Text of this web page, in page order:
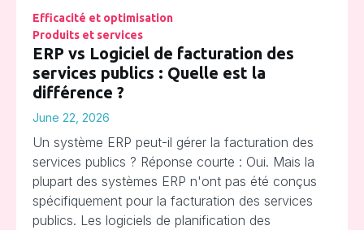
Efficacité et optimisation
Produits et services
ERP vs Logiciel de facturation des
services publics : Quelle est la
différence ?
June 22, 2026
Un système ERP peut-il gérer la facturation des
services publics ? Réponse courte : Oui. Mais la
plupart des systèmes ERP n'ont pas été conçus
spécifiquement pour la facturation des services
publics. Les logiciels de planification des